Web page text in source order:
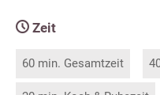
Zeit
60 min. Gesamtzeit